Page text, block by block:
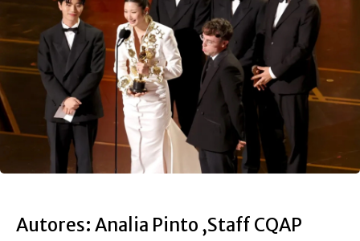
Autores: Analia Pinto ,Staff CQAP